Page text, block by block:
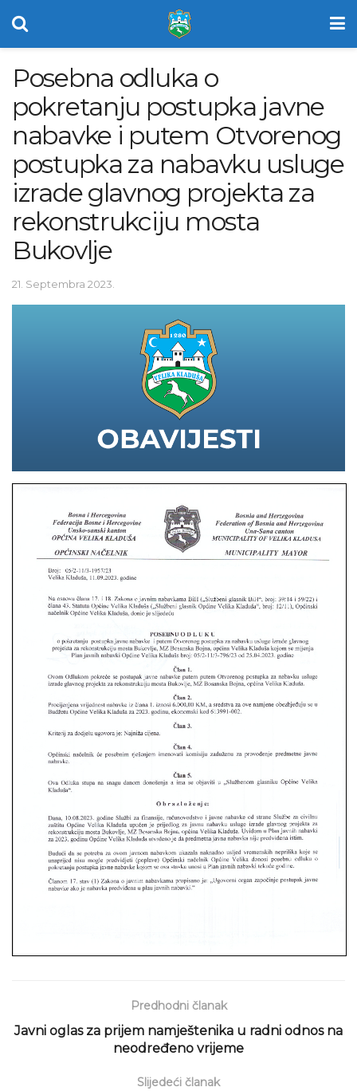
Posebna odluka o
pokretanju postupka javne
nabavke i putem Otvorenog
postupka za nabavku usluge
izrade glavnog projekta za
rekonstrukciju mosta
Bukovlje
21. Septembra 2023.
Predhodni članak
Javni oglas za prijem namještenika u radni odnos na
neodređeno vrijeme
Slijedeći članak